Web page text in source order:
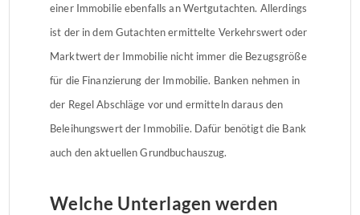
einer Immobilie ebenfalls an Wertgutachten. Allerdings
ist der in dem Gutachten ermittelte Verkehrswert oder
Marktwert der Immobilie nicht immer die Bezugsgröße
für die Finanzierung der Immobilie. Banken nehmen in
der Regel Abschläge vor und ermitteln daraus den
Beleihungswert der Immobilie. Dafür benötigt die Bank
auch den aktuellen Grundbuchauszug.
Welche Unterlagen werden